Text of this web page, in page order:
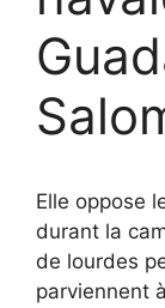
Elle oppose
durant la
de lourdes
parviennent